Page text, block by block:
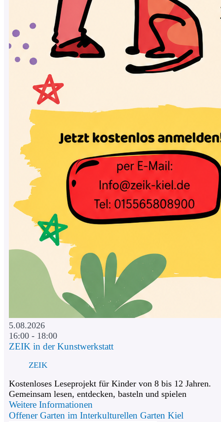
5.08.2026
16:00 - 18:00
ZEIK in der Kunstwerkstatt
ZEIK
Kostenloses Leseprojekt für Kinder von 8 bis 12 Jahren.
Gemeinsam lesen, entdecken, basteln und spielen
Weitere Informationen
Offener Garten im Interkulturellen Garten Kiel